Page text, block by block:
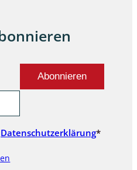
Datenschutzerklärung*